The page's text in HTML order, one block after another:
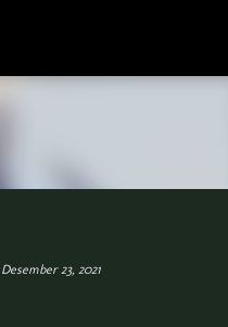
Desember 23, 2021